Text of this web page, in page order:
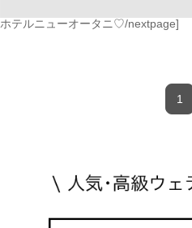
ホテルニューオータニ♡/nextpage]
1